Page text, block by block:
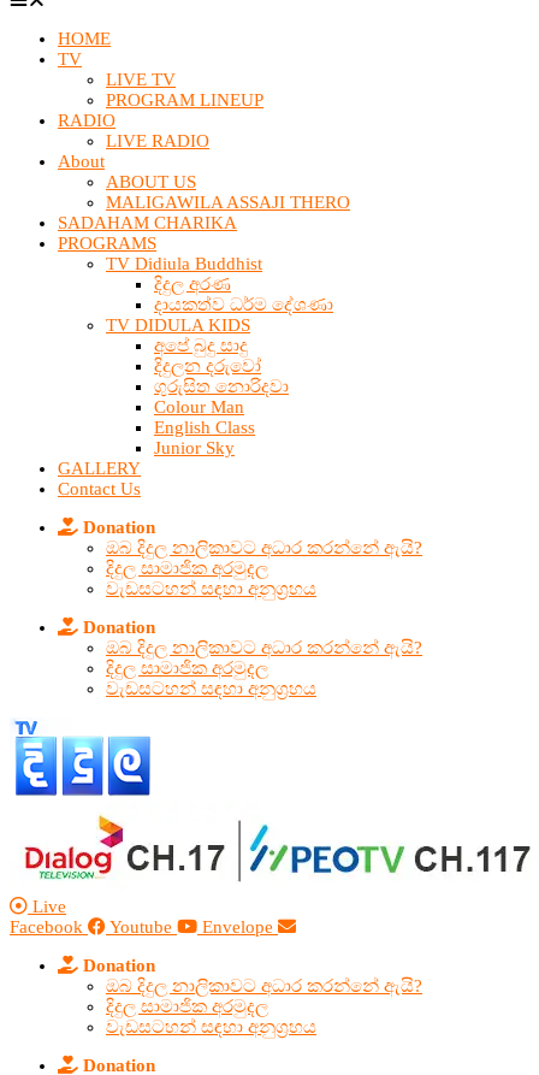
HOME
TV
LIVE TV
PROGRAM LINEUP
RADIO
LIVE RADIO
About
ABOUT US
MALIGAWILA ASSAJI THERO
SADAHAM CHARIKA
PROGRAMS
TV Didiula Buddhist
දිදුල අරණ
දායකත්ව ධර්ම දේශණා
TV DIDULA KIDS
අපේ බුදු සාදු
දිදුලන දරුවෝ
ගුරුසිත නොරිදවා
Colour Man
English Class
Junior Sky
GALLERY
Contact Us
Donation
ඔබ දිදුල නාලිකාවට අධාර කරන්නේ ඇයි?
දිදුල සාමාජික අරමුදල
වැඩසටහන් සඳහා අනුග්‍රහය
Donation
ඔබ දිදුල නාලිකාවට අධාර කරන්නේ ඇයි?
දිදුල සාමාජික අරමුදල
වැඩසටහන් සඳහා අනුග්‍රහය
Live
Facebook
Youtube Envelope
Donation
ඔබ දිදුල නාලිකාවට අධාර කරන්නේ ඇයි?
දිදුල සාමාජික අරමුදල
වැඩසටහන් සඳහා අනුග්‍රහය
Donation